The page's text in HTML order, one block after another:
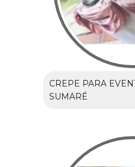
CREPE PARA
SUMARÉ